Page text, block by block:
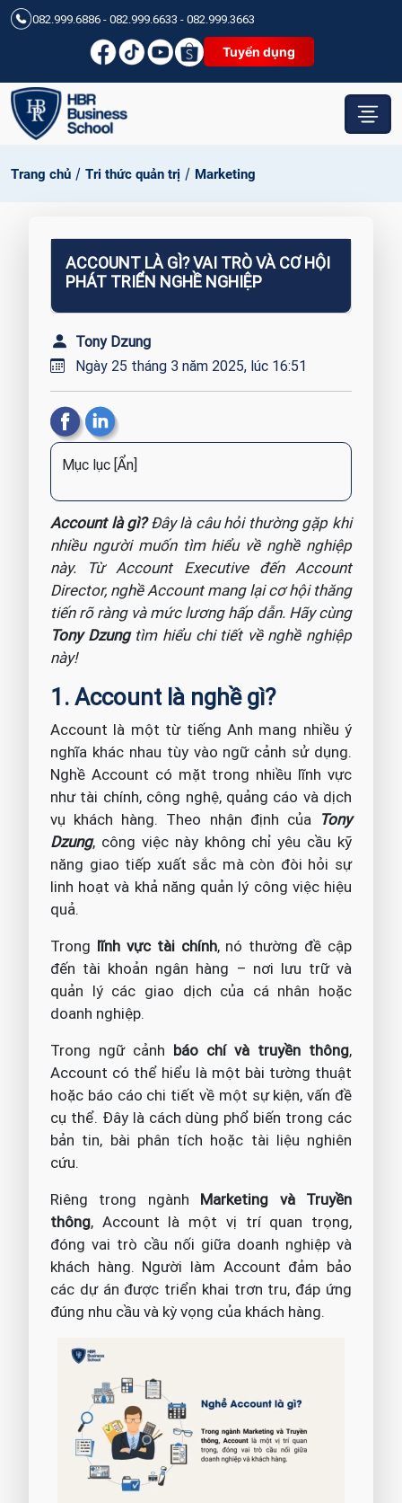
082.999.6886 - 082.999.6633 - 082.999.3663
Tuyển dụng
Trang chủ / Tri thức quản trị / Marketing
ACCOUNT LÀ GÌ? VAI TRÒ VÀ CƠ HỘI
PHÁT TRIỂN NGHỀ NGHIỆP
Tony Dzung
Ngày 25 tháng 3 năm 2025, lúc 16:51
Mục lục [Ẩn]
Account là gì?Đây là câu hỏi thường gặp khi
nhiều người muốn tìm hiểu về nghề nghiệp
này. Từ Account Executive đến Account
Director, nghề Account mang lại cơ hội thăng
tiến rõ ràng và mức lương hấp dẫn. Hãy cùng
Tony Dzungtìm hiểu chi tiết về nghề nghiệp
này!
1. Account là nghề gì?
Account là một từ tiếng Anh mang nhiều ý
nghĩa khác nhau tùy vào ngữ cảnh sử dụng.
Nghề Account có mặt trong nhiều lĩnh vực
như tài chính, công nghệ, quảng cáo và dịch
vụ khách hàng. Theo nhận định của Tony
Dzung, công việc này không chỉ yêu cầu kỹ
năng giao tiếp xuất sắc mà còn đòi hỏi sự
linh hoạt và khả năng quản lý công việc hiệu
quả.
Trong lĩnh vực tài chính, nó thường đề cập
đến tài khoản ngân hàng – nơi lưu trữ và
quản lý các giao dịch của cá nhân hoặc
doanh nghiệp.
Trong ngữ cảnh báo chí và truyền thông,
Account có thể hiểu là một bài tường thuật
hoặc báo cáo chi tiết về một sự kiện, vấn đề
cụ thể. Đây là cách dùng phổ biến trong các
bản tin, bài phân tích hoặc tài liệu nghiên
cứu.
Riêng trong ngành Marketing và Truyền
thông, Account là một vị trí quan trọng,
đóng vai trò cầu nối giữa doanh nghiệp và
khách hàng. Người làm Account đảm bảo
các dự án được triển khai trơn tru, đáp ứng
đúng nhu cầu và kỳ vọng của khách hàng.